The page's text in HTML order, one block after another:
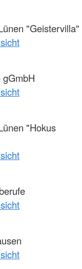
"Geistervilla"
"Hokus